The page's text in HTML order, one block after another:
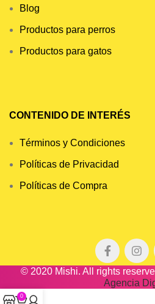
Blog
Productos para perros
Productos para gatos
CONTENIDO DE INTERÉS
Términos y Condiciones
Políticas de Privacidad
Políticas de Compra
© 2020 Mishi. All rights
Agencia
0